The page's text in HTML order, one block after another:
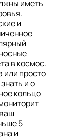
иметь
и
в космос.
или просто
и о
кольцо
5
и